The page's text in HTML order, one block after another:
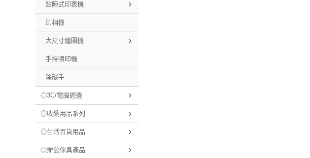
點陣式印表機
印相機
大尺寸繪圖機
手持噴印機
除碳手
◎3C/電腦週邊
◎收納用品系列
◎生活百貨用品
◎辦公傢具產品